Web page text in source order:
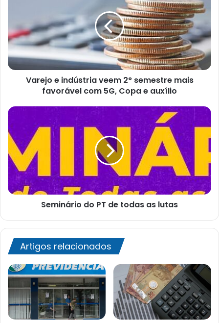
2°
semestre
mais
favorável
com
auxílio
Varejo e indústria veem 2° semestre mais
favorável com 5G, Copa e auxílio
Seminário
PT
de
todas
as
lutas
Seminário do PT de todas as lutas
Artigos relacionados